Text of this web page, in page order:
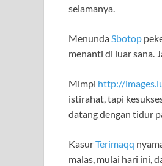
selamanya.
MenundaSbotop
menanti di luar sana.
Mimpi http://
istirahat, tapi
datang dengan tidur
KasurTerimaqq
malas, mulai hari ini,